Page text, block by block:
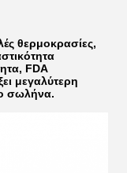
θερμοκρασίες,
FDA
μεγαλύτερη
σωλήνα.